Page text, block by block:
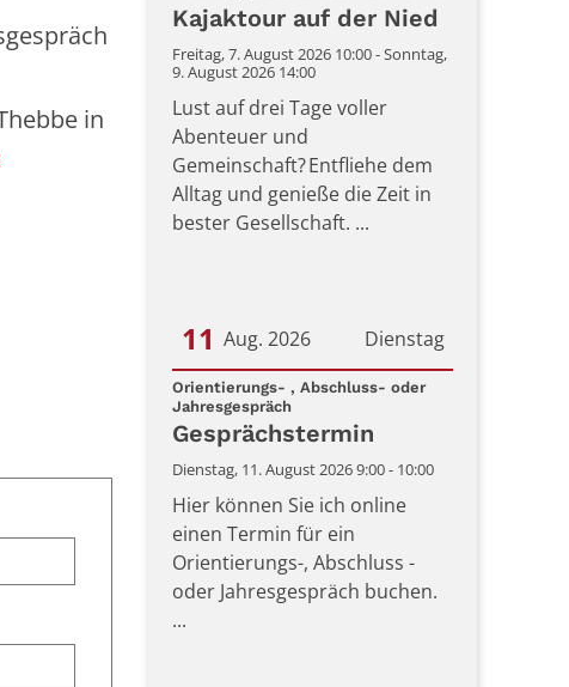
in
Kajaktour auf der Nied
Freitag, 7. August 2026 10:00 - Sonntag,
9. August 2026 14:00
Lust auf drei Tage voller
Abenteuer und
Gemeinschaft? Entfliehe dem
Alltag und genieße die Zeit in
bester Gesellschaft. ...
Dienstag
11 Aug. 2026
Datum: 11. August 2026
Orientierungs- , Abschluss- oder
Jahresgespräch:
Gesprächstermin
Dienstag, 11. August 2026 9:00 - 10:00
Hier können Sie ich online
einen Termin für ein
Orientierungs-, Abschluss -
oder Jahresgespräch buchen.
...